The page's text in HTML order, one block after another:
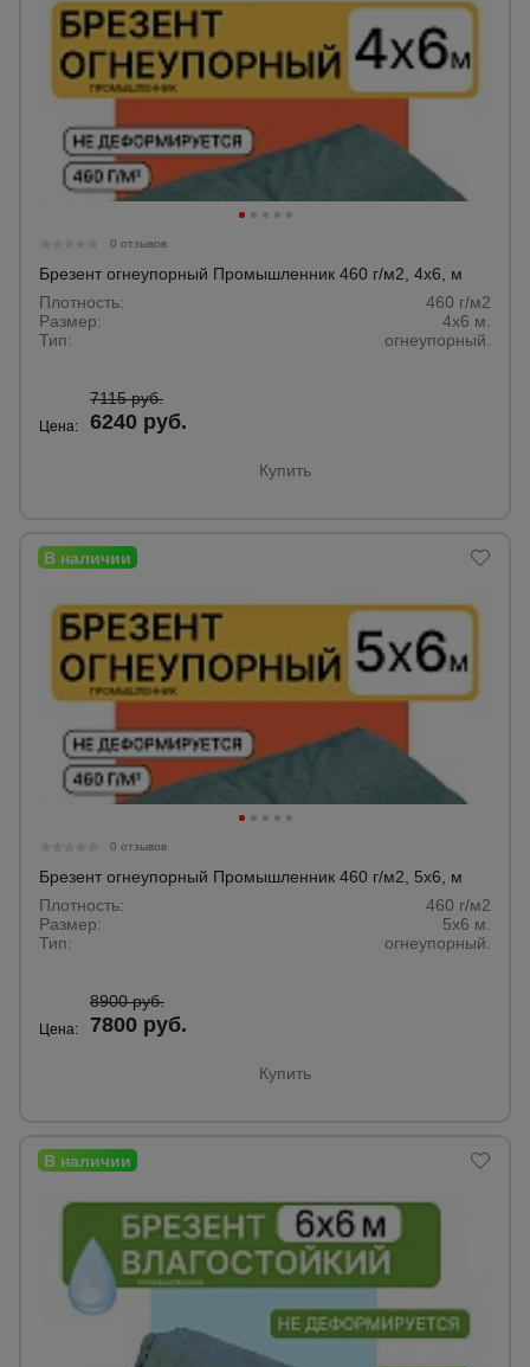
0 отзывов
Брезент огнеупорный Промышленник 460 г/м2, 4х6, м
Плотность:
460 г/м2
Размер:
4х6 м.
Тип:
огнеупорный.
Цена:
7115 руб.
6240 руб.
Купить
0 отзывов
Брезент огнеупорный Промышленник 460 г/м2, 5х6, м
Плотность:
460 г/м2
Размер:
5х6 м.
Тип:
огнеупорный.
Цена:
8900 руб.
7800 руб.
Купить
Сварочные
аппараты
пушки